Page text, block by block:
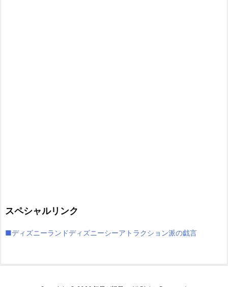
スペシャルリンク
■ディズニーランドディズニーシーアトラクション派の戯言